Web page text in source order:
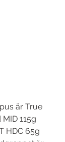
är True
115g
HDC 65g